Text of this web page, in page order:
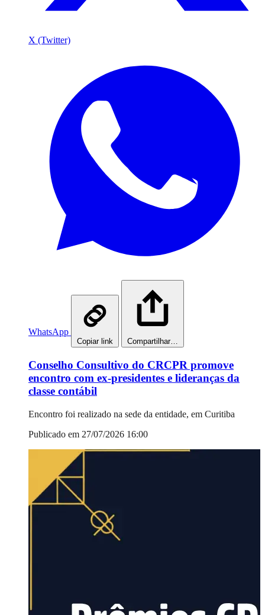
X (Twitter)
WhatsApp
Copiar link Compartilhar…
Conselho Consultivo do CRCPR promove
encontro com ex-presidentes e lideranças da
classe contábil
Encontro foi realizado na sede da entidade, em Curitiba
Publicado em 27/07/2026 16:00